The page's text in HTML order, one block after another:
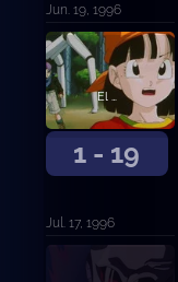
Jun. 19, 1996
1 - 19
El amo de los androides
Jul. 17, 1996